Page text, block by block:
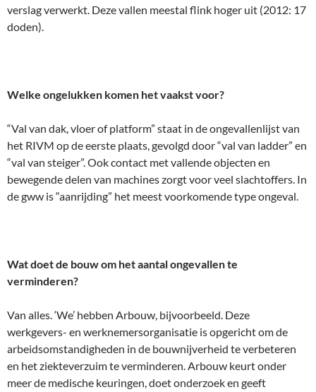
verslag verwerkt. Deze vallen meestal flink hoger uit (2012: 17
doden).
Welke ongelukken komen het vaakst voor?
“Val van dak, vloer of platform” staat in de ongevallenlijst van
het RIVM op de eerste plaats, gevolgd door “val van ladder” en
“val van steiger”. Ook contact met vallende objecten en
bewegende delen van machines zorgt voor veel slachtoffers. In
de gww is “aanrijding” het meest voorkomende type ongeval.
Wat doet de bouw om het aantal ongevallen te
verminderen?
Van alles. ‘We’ hebben Arbouw, bijvoorbeeld. Deze
werkgevers- en werknemersorganisatie is opgericht om de
arbeidsomstandigheden in de bouwnijverheid te verbeteren
en het ziekteverzuim te verminderen. Arbouw keurt onder
meer de medische keuringen, doet onderzoek en geeft